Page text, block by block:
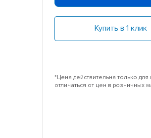
Купить в 1 клик
*Цена действительна только
отличаться от цен в розничных